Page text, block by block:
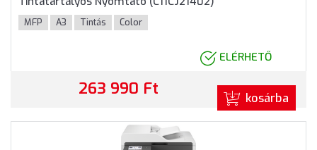
MFP A3 Tintás Color
ELÉRHETŐ
263 990 Ft kosárba